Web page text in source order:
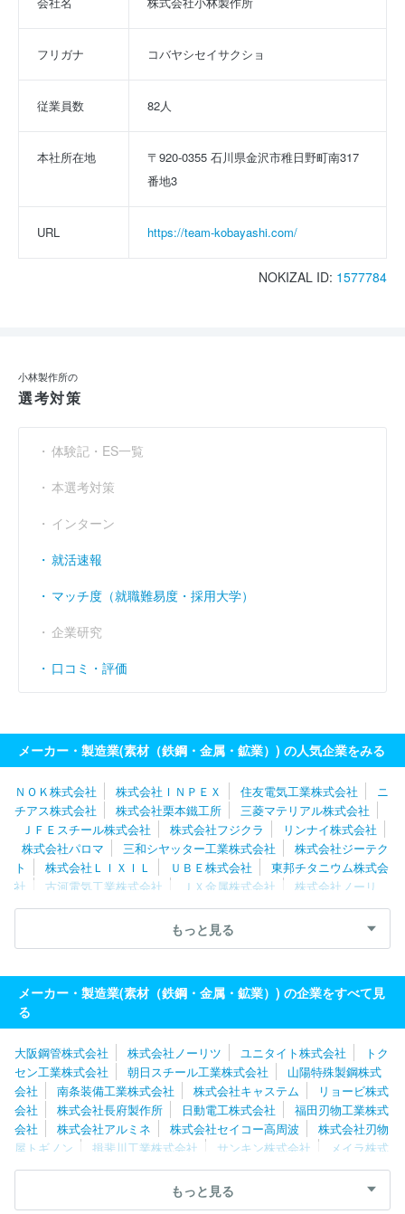
フリガナ コバヤシセイサクショ
従業員数 82人
本社所在地
〒920-0355 石川県金沢市稚日野町南317
番地3
URL https://team-kobayashi.com/
NOKIZAL ID: 1577784
小林製作所の
選考対策
体験記・ES一覧
本選考対策
インターン
就活速報
マッチ度（就職難易度・採用大学）
企業研究
口コミ・評価
メーカー・製造業(素材（鉄鋼・金属・鉱業）) の人気企業をみる
ＮＯＫ株式会社 株式会社ＩＮＰＥＸ 住友電気工業株式会社
ニ
チアス株式会社
株式会社栗本鐵工所
三菱マテリアル株式会社
ＪＦＥスチール株式会社
株式会社フジクラ
リンナイ株式会社
株式会社パロマ
三和シヤッター工業株式会社
株式会社ジーテク
ト
株式会社ＬＩＸＩＬ ＵＢＥ株式会社
東邦チタニウム株式会
社
古河電気工業株式会社 ＪＸ金属株式会社
株式会社ノーリ
ツ
株式会社ＳＵＭＣＯ 大日製罐株式会社
株式会社フジマッ
山陽特殊製鋼株式会社
株式会社ＵＡＣ
Ｊ
もっと見る
メーカー・製造業(素材（鉄鋼・金属・鉱業）) の企業をすべて見
る
大阪鋼管株式会社 株式会社ノーリツ ユニタイト株式会社
トク
セン工業株式会社
朝日スチール工業株式会社
山陽特殊製鋼株式
会社
南条装備工業株式会社 株式会社キャステム
リョービ株式
会社
株式会社長府製作所 日動電工株式会社
福田刃物工業株式
会社
株式会社アルミネ 株式会社セイコー高周波
株式会社刃物
屋トギノン
揖斐川工業株式会社 サンキン株式会社
メイラ株式
会社
株式会社東研サーモテック イソガイ株式会社
株式会社フ
近藤総業株式会社
株式会社アーレス
ティ
もっと見る